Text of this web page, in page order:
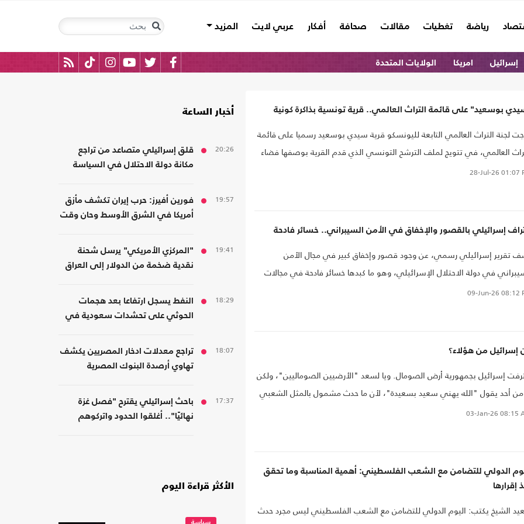
رياضة تغطيات مقالات صحافة أفكار عربي لايت المزيد
إسرائيل امريكا الولايات المتحدة
بوسعيد" على قائمة التراث العالمي.. قرية تونسية بذاكرة كونية
لجنة التراث العالمي التابعة لليونسكو قرية سيدي بوسعيد رسميا على قائمة
العالمي، في تتويج لملف الترشح التونسي الذي قدم القرية بوصفها فضاء
الثقافي والروحي والفني ونموذجا معماريا متفردا في المتوسط. ويمنح هذا
28-Jul-26 01:07
إسرائيلي بالقصور والإخفاق في الأمن السيبراني.. خسائر فادحة
تقرير إسرائيلي رسمي، عن وجود قصور وإخفاق كبير في مجال الأمن
في دولة الاحتلال الإسرائيلي، وهو ما كبدها خسائر فادحة في مجالات
09-Jun-26 08:12
إسرائيل من هؤلاء؟
إسرائيل بجمهورية أرض الصومال. ويا لسعد "الأرضيين الصوماليين"، ولكن
من أحد يقول "الله يهني سعيد بسعيدة"، لأن ما حدث مشمول بالمثل الشعبي
القائل "التأم المتعوس مع خائب الرجاء"، وهو ما يقابل المثل العربي
مفبركة (أرض الصومال)، من دولة ما تزال تستجدي الاعتراف، لأنها أول دولة
التاريخ، تمت فبركتها برفع أياد، لم ير رافعوها الأرض التي وافقوا على أن تقوم
03-Jan-26 08:15
الدولي للتضامن مع الشعب الفلسطيني: أهمية المناسبة وما تحقق
إقرارها
الشيخ يكتب: اليوم الدولي للتضامن مع الشعب الفلسطيني ليس مجرد حدث
أخبار الساعة
20:26
قلق إسرائيلي متصاعد من تراجع
مكانة دولة الاحتلال في السياسة
19:57
فورين أفيرز: حرب إيران تكشف مأزق
أمريكا في الشرق الأوسط وحان وقت
19:41
"المركزي الأمريكي" يرسل شحنة
نقدية ضخمة من الدولار إلى العراق
18:29
النفط يسجل ارتفاعا بعد هجمات
الحوثي على تحشدات سعودية في
18:07
تراجع معدلات ادخار المصريين يكشف
تهاوي أرصدة البنوك المصرية
17:37
باحث إسرائيلي يقترح "فصل غزة
نهائيًا".. أغلقوا الحدود واتركوهم
الأكثر قراءة اليوم